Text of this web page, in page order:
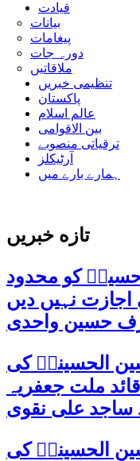
قیادت
بیانات
پیغامات
دورہ جات
ملاقاتیں
تنظیمی خبریں
پاکستان
عالم اسلام
بین الاقوامی
ترقیاتی منصوبے
آرٹیکلز
ہمارے بارے میں
تازه خبریں
حسینؑ کو محدود
نہیں دیں
حسین واحدی
الحسینیؒ کی
ملت جعفریہ
ساجد علی نقوی
الحسینیؒ کی